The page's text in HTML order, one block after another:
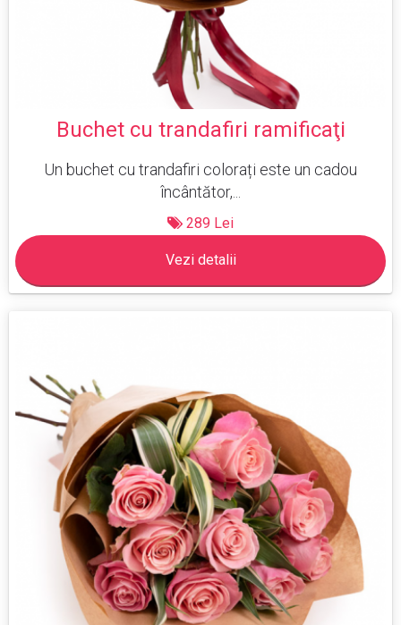
Buchet cu trandafiri ramificaţi
Un buchet cu trandafiri colorați este un cadou
încântător,...
289 Lei
Vezi detalii